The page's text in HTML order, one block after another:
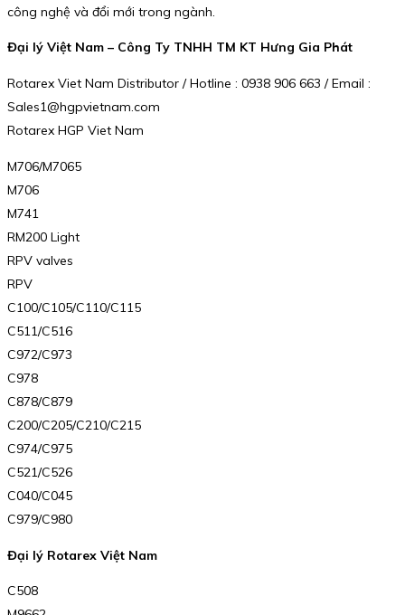
công nghệ và đổi mới trong ngành.
Đại lý Việt Nam – Công Ty TNHH TM KT Hưng Gia Phát
Rotarex Viet Nam Distributor / Hotline : 0938 906 663 / Email :
Sales1@hgpvietnam.com
Rotarex HGP Viet Nam
M706/M7065
M706
M741
RM200 Light
RPV valves
RPV
C100/C105/C110/C115
C511/C516
C972/C973
C978
C878/C879
C200/C205/C210/C215
C974/C975
C521/C526
C040/C045
C979/C980
Đại lý Rotarex Việt Nam
C508